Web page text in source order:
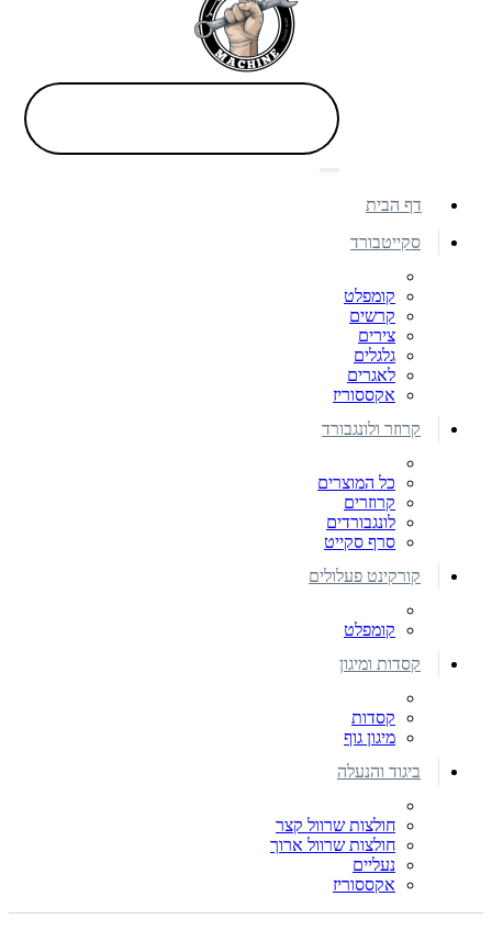
דף הבית
סקייטבורד
קומפלט
קרשים
צירים
גלגלים
לאגרים
אקססוריז
קרוזר ולונגבורד
כל המוצרים
קרוזרים
לונגבורדים
סרף סקייט
קורקינט פעלולים
קומפלט
קסדות ומיגון
קסדות
מיגון גוף
ביגוד והנעלה
חולצות שרוול קצר
חולצות שרוול ארוך
נעליים
אקססוריז